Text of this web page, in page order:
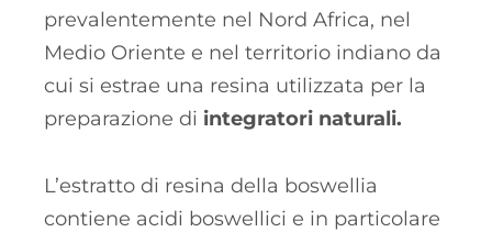
prevalentemente nel Nord Africa, nel
Medio Oriente e nel territorio indiano da
cui si estrae una resina utilizzata per la
preparazione di integratori naturali.
L’estratto di resina della boswellia
contiene acidi boswellici e in particolare